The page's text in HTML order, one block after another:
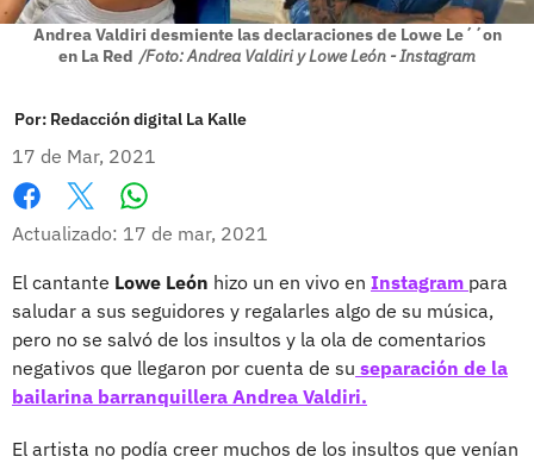
Andrea Valdiri desmiente las declaraciones de Lowe Le´´on
en La Red /Foto: Andrea Valdiri y Lowe León - Instagram
Por: Redacción digital La Kalle
17 de Mar, 2021
Facebook
X
Actualizado: 17 de mar, 2021
El cantante Lowe León hizo un en vivo en Instagram para
saludar a sus seguidores y regalarles algo de su música,
pero no se salvó de los insultos y la ola de comentarios
negativos que llegaron por cuenta de su separación de la
bailarina barranquillera Andrea Valdiri.
El artista no podía creer muchos de los insultos que venían